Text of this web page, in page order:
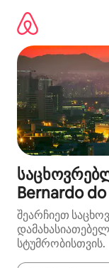
გადასვლა
Bernardo
შეარჩიეთ
სტუმრობისთვის.